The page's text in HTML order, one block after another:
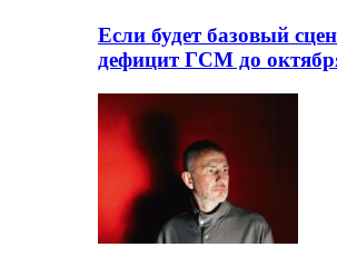
Если будет базовый
дефицит ГСМ до